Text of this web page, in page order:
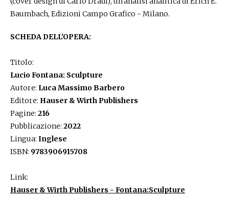
Baumbach, Edizioni Campo Grafico - Milano.
SCHEDA DELL'OPERA:
Titolo:
Lucio Fontana: Sculpture
Autore: Luca Massimo Barbero
Editore: Hauser & Wirth Publishers
Pagine: 216
Pubblicazione: 2022
Lingua: Inglese
ISBN: 9783906915708
Link:
Hauser & Wirth Publishers - Fontana:Sculpture